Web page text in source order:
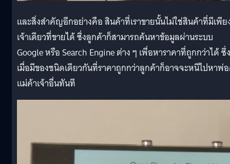
และสิ่งสำคัญอีกอย่างคือ สินค้าที่เราขายนั้นไม่ใช่สินค้าที่มีเพีย
เจ้าเดียวที่ขายได้ ซึ่งลูกค้าก็สามารถค้นหาข้อมูลผ่านระบบ
Google หรือ Search Engine ต่าง ๆ เพื่อหาราคาที่ถูกกว่าได้ ซึ่ง
เมื่อมีของชนิดเดียวกันที่ราคาถูกกว่าลูกค้าก็อาจจะหนีไปหาพ่
แม่ค้าเจ้าอื่นทันที